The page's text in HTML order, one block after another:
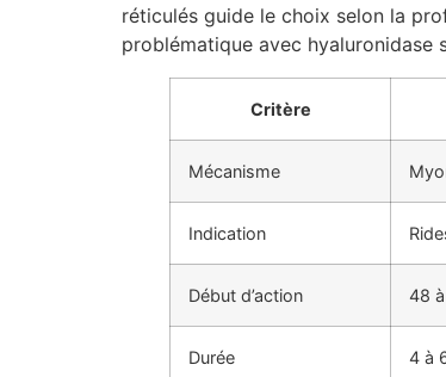
réticulés guide le choix selon la
problématique avec hyaluronidase
Critère
Mécanisme
Indication
Début d’action 48
Durée 4 à